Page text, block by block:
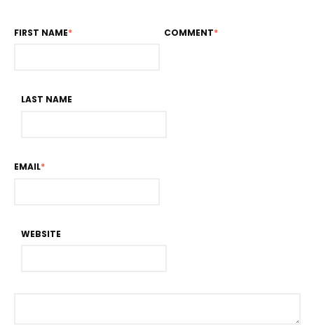
FIRST NAME*
LAST NAME
EMAIL*
WEBSITE
COMMENT*